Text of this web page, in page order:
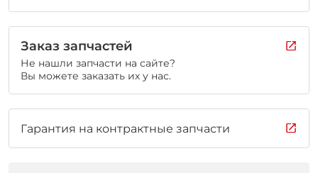
Заказ запчастей
Не нашли запчасти на сайте?
Вы можете заказать их у нас.
Гарантия на контрактные запчасти